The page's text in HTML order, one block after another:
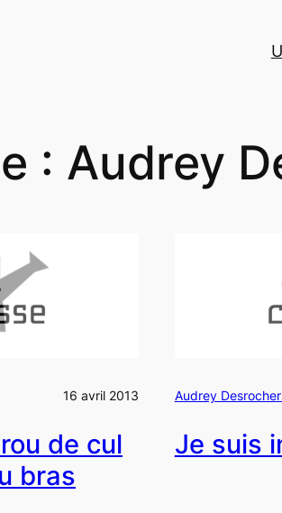
: Audrey
16 avril 2013
de cul
bras
Audrey
Je suis